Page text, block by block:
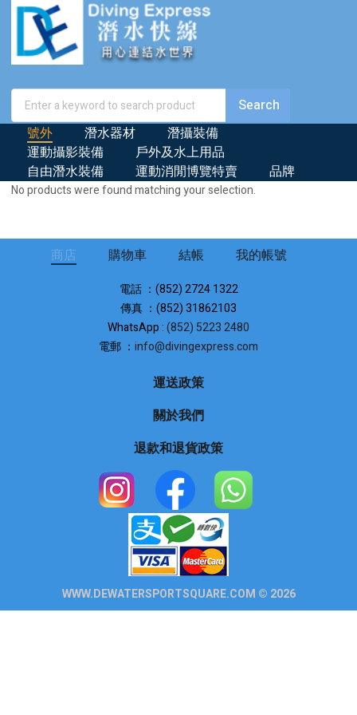
號外 潛水器材
潛攝裝備
運動攝影裝備
戶外及水上用品
自由潛水裝備
運動消閒博覽特賣 品牌
No products were found matching your selection.
商店 購物車 結帳 我的帳號
電話 ：(852) 2724 1322
傳真 ：(852) 31862103
WhatsApp :(852) 5223 2480
電郵 ： info@divingexpress.com
運送政策
關於我們
退款和退貨政策
WWW.DEWATERSPORTSQUARE.COM © 2026